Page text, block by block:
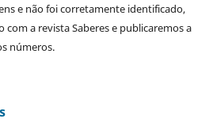
e não foi corretamente identificado,
a revista Saberes e publicaremos a
números.